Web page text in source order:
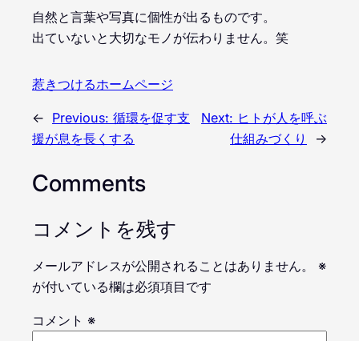
自然と言葉や写真に個性が出るものです。
出ていないと大切なモノが伝わりません。笑
惹きつけるホームページ
← Previous: 循環を促す支
援が息を長くする
Next: ヒトが人を呼ぶ
仕組みづくり
→
Comments
コメントを残す
メールアドレスが公開されることはありません。
※
が付いている欄は必須項目です
コメント ※